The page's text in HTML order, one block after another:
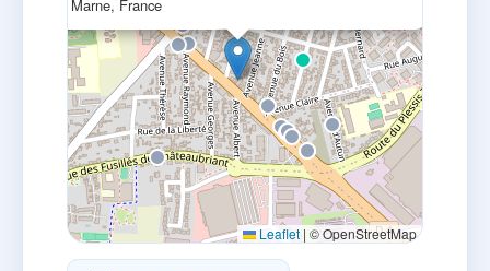
Marne, France
Leaflet | © OpenStreetMap